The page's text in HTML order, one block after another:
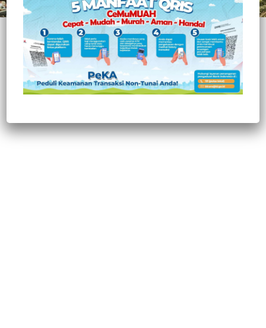
Post Views: 329